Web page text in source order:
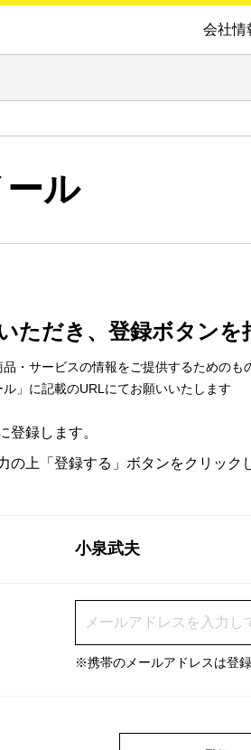
会社情
ル
ただき、登録ボタンを
・サービスの情報をご提供するためのも
」に記載のURLにてお願いいたします
登録します。
上「登録する」ボタンをクリック
小泉武夫
※携帯のメールアドレスは登録